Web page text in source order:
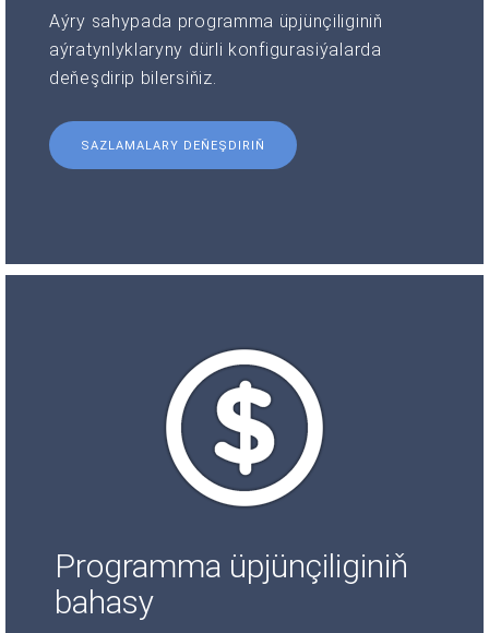
Aýry sahypada programma üpjünçiliginiň
aýratynlyklaryny dürli konfigurasiýalarda
deňeşdirip bilersiňiz.
SAZLAMALARY DEŇEŞDIRIŇ
Programma üpjünçiliginiň
bahasy